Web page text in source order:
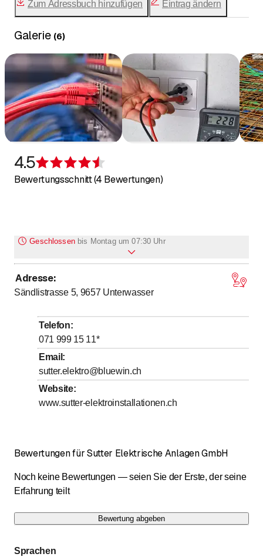
Zum Adressbuch hinzufügen Eintrag ändern
Galerie (6)
4.5
Bewertungsschnitt (4 Bewertungen)
Geschlossen bis Montag um 07:30 Uhr
Montag
00
Dienstag
7:30- bis
12
Mittwoch
7:30- bis
12:00/ 13:30- bis
17:00
Donnerstag
Freitag
Samstag
Sonntag
Adresse:
Sändlistrasse 5, 9657 Unterwasser
Telefon:
071 999 15 11*
Email :
sutter.elektro@bluewin.ch
Website:
www.sutter-elektroinstallationen.ch
Bewertungen für Sutter Elektrische Anlagen GmbH
Noch keine Bewertungen — seien Sie der Erste, der seine
Erfahrung teilt
Bewertung abgeben
Sprachen